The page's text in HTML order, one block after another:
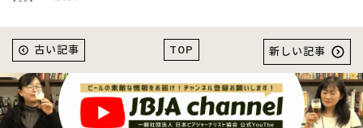
TOP
古い記事 新しい記事